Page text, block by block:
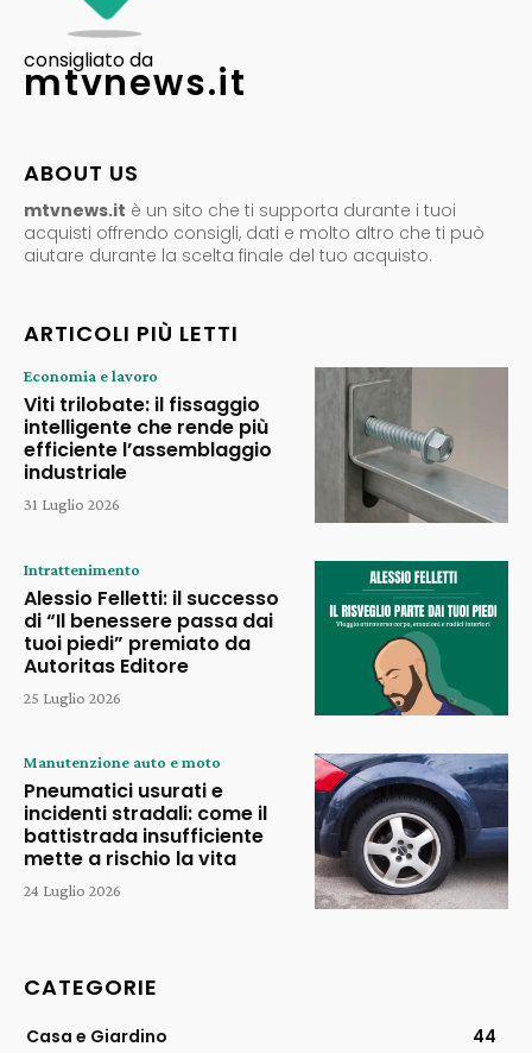
consigliato da
mtvnews.it
ABOUT US
mtvnews.it è un sito che ti supporta durante i tuoi
acquisti offrendo consigli, dati e molto altro che ti può
aiutare durante la scelta finale del tuo acquisto.
ARTICOLI PIÙ LETTI
Economia e lavoro
Viti trilobate: il fissaggio
intelligente che rende più
efficiente l’assemblaggio
industriale
31 Luglio 2026
Intrattenimento
Alessio Felletti: il successo
di “Il benessere passa dai
tuoi piedi” premiato da
Autoritas Editore
25 Luglio 2026
Manutenzione auto e moto
Pneumatici usurati e
incidenti stradali: come il
battistrada insufficiente
mette a rischio la vita
24 Luglio 2026
CATEGORIE
Casa e Giardino 44